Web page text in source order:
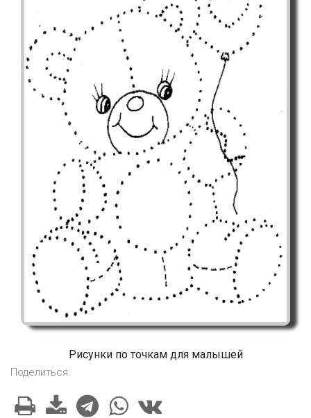
Рисунки по точкам для малышей
Поделиться: